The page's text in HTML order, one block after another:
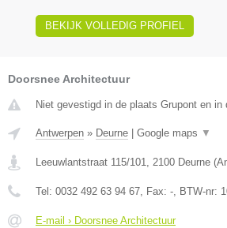
BEKIJK VOLLEDIG PROFIEL
Doorsnee Architectuur
Niet gevestigd in de plaats Grupont en in
Antwerpen » Deurne Google maps ▼
Leeuwlantstraat 115/101, 2100 Deurne (
Tel: 0032 492 63 94 67, Fax: -, BTW-nr:
E-mail › Doorsnee Architectuur